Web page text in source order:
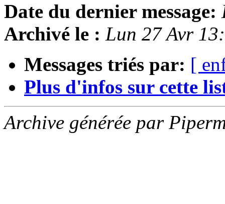
Date du dernier message:
Archivé le : Lun 27 Avr
Messages triés par: [
Plus d'infos sur cette
Archive générée par